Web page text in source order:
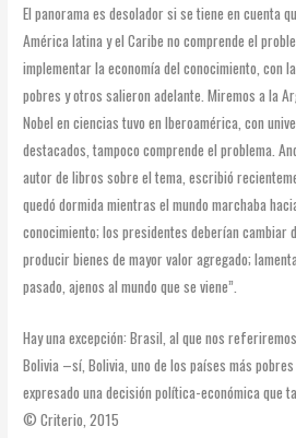
El panorama es desolador si se tiene en cuenta
América latina y el Caribe no comprende el
implementar la economía del conocimiento, con
pobres y otros salieron adelante. Miremos a la
Nobel en ciencias tuvo en Iberoamérica, con
destacados, tampoco comprende el problema.
autor de libros sobre el tema, escribió
quedó dormida mientras el mundo marchaba
conocimiento; los presidentes deberían cambiar
producir bienes de mayor valor agregado;
pasado, ajenos al mundo que se viene”.
Hay una excepción: Brasil, al que nos
Bolivia –sí, Bolivia, uno de los países más
expresado una decisión política-económica que
© Criterio, 2015